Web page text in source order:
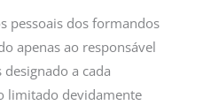
pessoais dos formandos
apenas ao responsável
a cada
limitado devidamente